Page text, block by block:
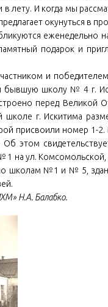
лету. И когда мы
окунуться в
еженедельно
подарок и
и
школу № 4 г.
перед Великой
г. Искитима
присвоили номер 1-
Об этом
на ул.
школам №1 и № 5,
Н.А. Балабко.